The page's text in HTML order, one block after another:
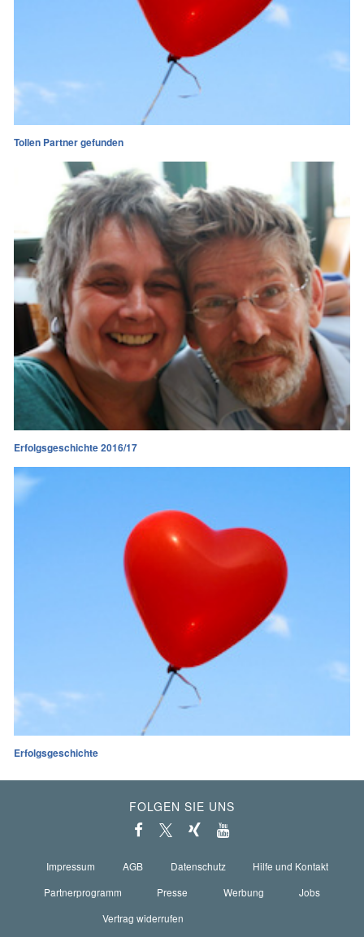
Tollen Partner gefunden
Erfolgsgeschichte 2016/17
Erfolgsgeschichte
FOLGEN SIE UNS
Impressum AGB Datenschutz
Hilfe und Kontakt
Partnerprogramm
Presse Werbung
Jobs
Vertrag widerrufen